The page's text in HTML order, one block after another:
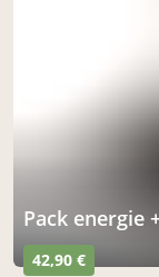
pack energie +
42,90 €